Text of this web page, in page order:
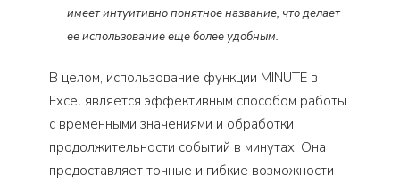
имеет интуитивно понятное название, что делает
ее использование еще более удобным.
В целом, использование функции MINUTE в
Excel является эффективным способом работы
с временными значениями и обработки
продолжительности событий в минутах. Она
предоставляет точные и гибкие возможности